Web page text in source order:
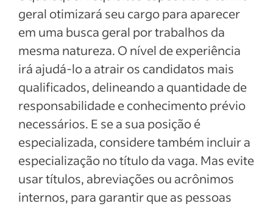
geral otimizará seu cargo para aparecer
em uma busca geral por trabalhos da
mesma natureza. O nível de experiência
irá ajudá-lo a atrair os candidatos mais
qualificados, delineando a quantidade de
responsabilidade e conhecimento prévio
necessários. E se a sua posição é
especializada, considere também incluir a
especialização no título da vaga. Mas evite
usar títulos, abreviações ou acrônimos
internos, para garantir que as pessoas